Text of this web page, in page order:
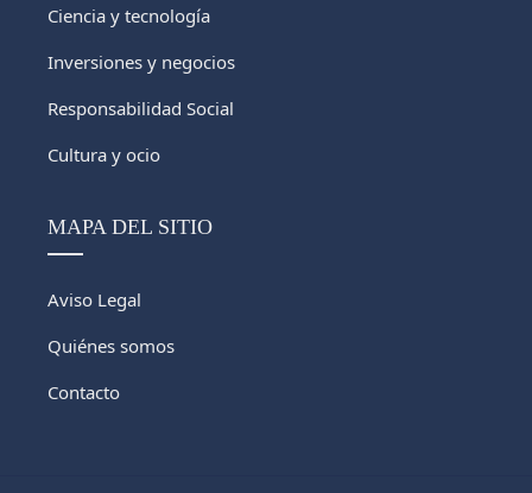
Ciencia y tecnología
Inversiones y negocios
Responsabilidad Social
Cultura y ocio
MAPA DEL SITIO
Aviso Legal
Quiénes somos
Contacto